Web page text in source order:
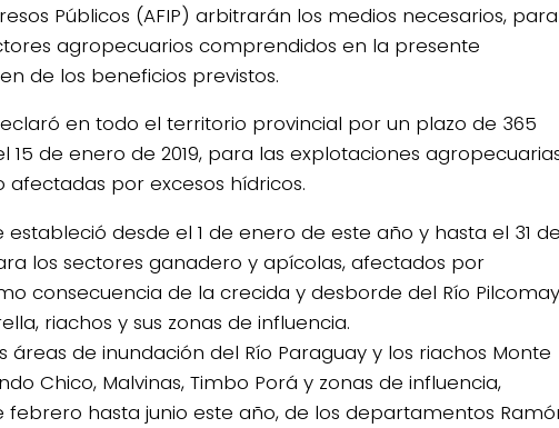
Públicos (AFIP) arbitrarán los medios necesarios, para
agropecuarios comprendidos en la presente
de los beneficios previstos.
en todo el territorio provincial por un plazo de 365
15 de enero de 2019, para las explotaciones
afectadas por excesos hídricos.
estableció desde el 1 de enero de este año y hasta el 31 de
los sectores ganadero y apícolas, afectados por
consecuencia de la crecida y desborde del Río
riachos y sus zonas de influencia.
áreas de inundación del Río Paraguay y los riachos Monte
Chico, Malvinas, Timbo Porá y zonas de influencia,
febrero hasta junio este año, de los departamentos